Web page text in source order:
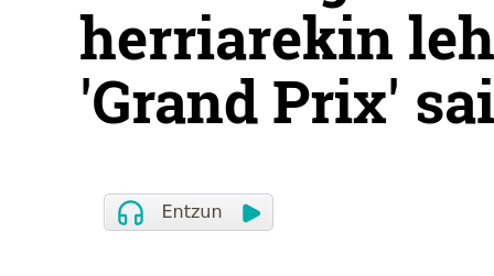
herriarekin
'Grand Prix'